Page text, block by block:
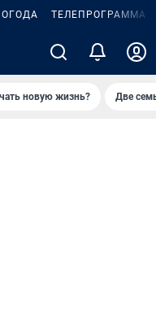
ТЕЛЕПРОГРАММА
новую жизнь? Две